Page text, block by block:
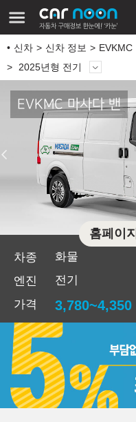
신차 신차 정보 EVKMC
2025년형 전기
EVKMC 마사다 밴
차종
화물
엔진
전기
가격
3,780~4,350
홈페이지